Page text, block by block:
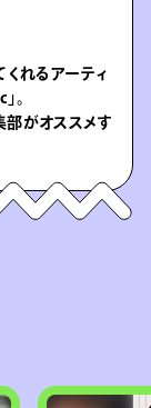
れるアーティ
。
部がオススメす